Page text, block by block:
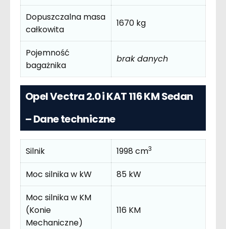
Dopuszczalna masa
całkowita
1670 kg
Pojemność
bagażnika
brak danych
Opel Vectra 2.0 i KAT 116 KM Sedan
– Dane techniczne
Silnik 1998 cm3
Moc silnika w kW
85 kW
Moc silnika w KM
(Konie
Mechaniczne)
116 KM